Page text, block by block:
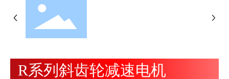
R系列斜齿轮减速电机